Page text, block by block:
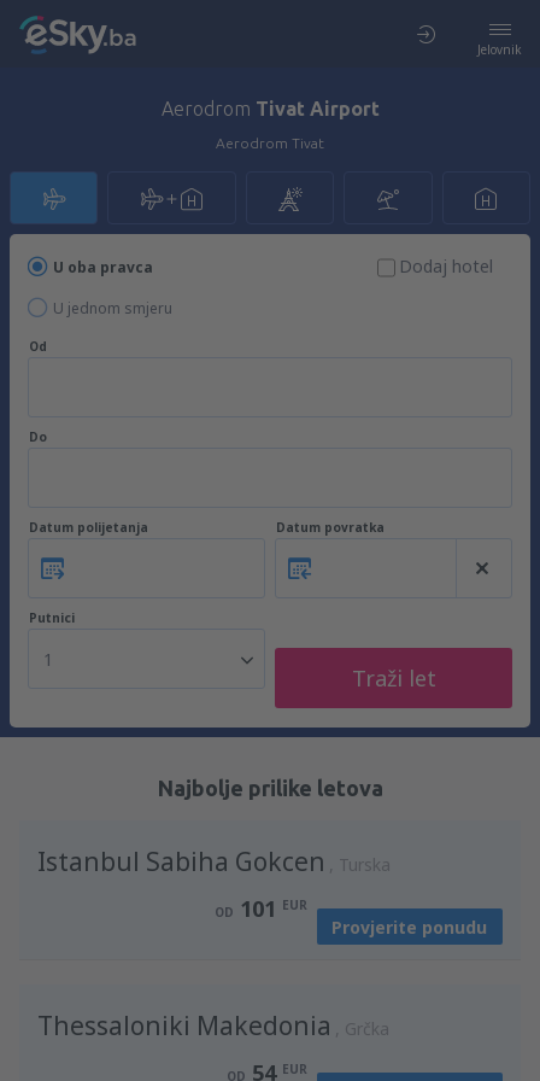
Jelovnik
Aerodrom Tivat Airport
Aerodrom Tivat
U oba pravca
U jednom smjeru
Dodaj hotel
Od
Do
Datum polijetanja Datum povratka
Putnici
1
Traži let
Najbolje prilike letova
Istanbul Sabiha Gokcen Turska
OD 101 EUR
Provjerite ponudu
Thessaloniki Makedonia Grčka
OD 54 EUR